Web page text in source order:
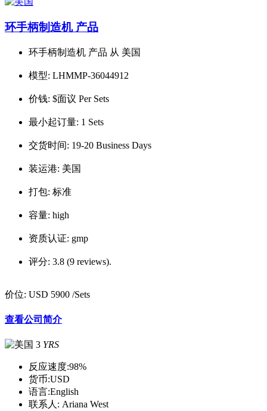
环手柄制造机 产品
环手柄制造机 产品 从 美国
模型: LHMMP-36044912
价钱: $面议 Per Sets
最小起订量: 1 Sets
交货时间: 19-20 Business Days
装运港: 美国
打包: 标准
容量: high
资质认证: gmp
评分: 3.8 (9 reviews).
价位: USD 5900 /Sets
查看公司简介
3 YRS
反应速度:98%
货币:USD
语言:English
联系人: Ariana West